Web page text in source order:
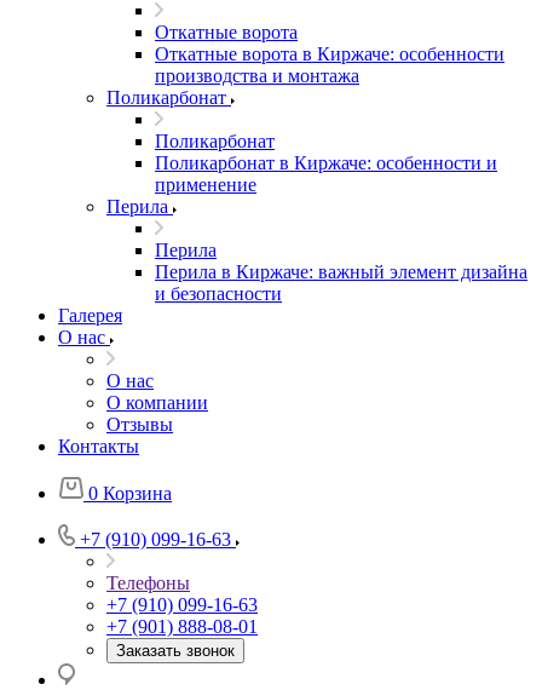
Откатные ворота
Откатные ворота в Киржаче: особенности
производства и монтажа
Поликарбонат
Поликарбонат
Поликарбонат в Киржаче: особенности и
применение
Перила
Перила
Перила в Киржаче: важный элемент дизайна
и безопасности
Галерея
О нас
О нас
О компании
Отзывы
Контакты
0 Корзина
+7 (910) 099-16-63
Телефоны
+7 (910) 099-16-63
+7 (901) 888-08-01
Заказать звонок